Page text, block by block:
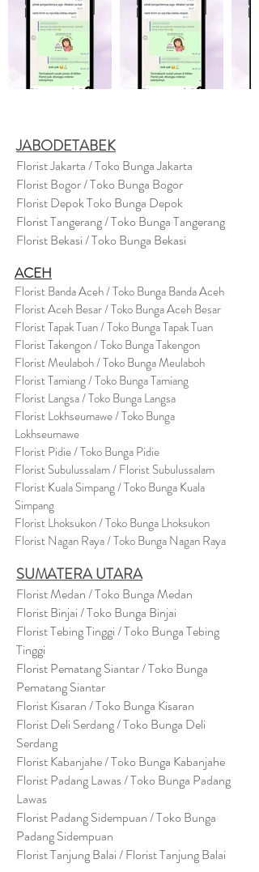
JABODETABEK
Florist Jakarta / Toko Bunga Jakarta
Florist Bogor / Toko Bunga Bogor
Florist Depok Toko Bunga Depok
Florist Tangerang / Toko Bunga Tangerang
Florist Bekasi / Toko Bunga Bekasi
ACEH
Florist Banda Aceh / Toko Bunga Banda Aceh
Florist Aceh Besar / Toko Bunga Aceh Besar
Florist Tapak Tuan / Toko Bunga Tapak Tuan
Florist Takengon / Toko Bunga Takengon
Florist Meulaboh / Toko Bunga Meulaboh
Florist Tamiang / Toko Bunga Tamiang
Florist Langsa / Toko Bunga Langsa
Florist Lokhseumawe / Toko Bunga
Lokhseumawe
Florist Pidie / Toko Bunga Pidie
Florist Subulussalam / Florist Subulussalam
Florist Kuala Simpang / Toko Bunga Kuala
Simpang
Florist Lhoksukon / Toko Bunga Lhoksukon
Florist Nagan Raya / Toko Bunga Nagan Raya
SUMATERA UTARA
Florist Medan / Toko Bunga Medan
Florist Binjai / Toko Bunga Binjai
Florist Tebing Tinggi / Toko Bunga Tebing
Tinggi
Florist Pematang Siantar / Toko Bunga
Pematang Siantar
Florist Kisaran / Toko Bunga Kisaran
Florist Deli Serdang / Toko Bunga Deli
Serdang
Florist Kabanjahe / Toko Bunga Kabanjahe
Florist Padang Lawas / Toko Bunga Padang
Lawas
Florist Padang Sidempuan / Toko Bunga
Padang Sidempuan
Florist Tanjung Balai / Florist Tanjung Balai